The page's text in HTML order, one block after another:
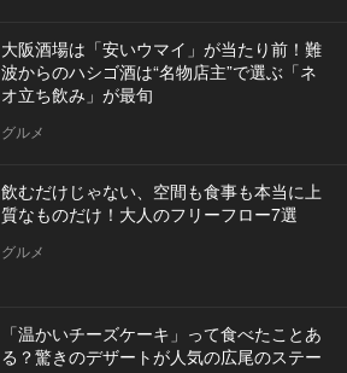
大阪酒場は「安いウマイ」が当たり前！難
波からのハシゴ酒は“名物店主”で選ぶ「ネ
オ立ち飲み」が最旬
グルメ
飲むだけじゃない、空間も食事も本当に上
質なものだけ！大人のフリーフロー7選
グルメ
「温かいチーズケーキ」って食べたことあ
る？驚きのデザートが人気の広尾のステー